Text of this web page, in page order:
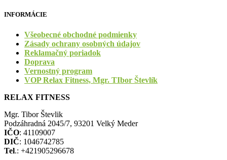
INFORMÁCIE
Všeobecné obchodné podmienky
Zásady ochrany osobných údajov
Reklamačný poriadok
Doprava
Vernostný program
VOP Relax Fitness, Mgr. TIbor Števlík
RELAX FITNESS
Mgr. Tibor Števlik
Podzáhradná 2045/7, 93201 Velký Meder
IČO: 41109007
DIČ: 1046742785
Tel.: +421905296678